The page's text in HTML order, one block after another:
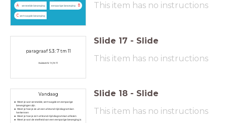
A versnelde beweging B
eenparige beweging
C vertraagde beweging
This item has no instructions
paragraaf 5.3: 7 tm 11
Huiswerk: 1 t/m 11
Slide 17 - Slide
This item has no instructions
Vandaag
Weet je wat versnelde, vertraagde en eenparige
bewegingen zijn.
Weet je hoe je ze uit een afstand-tijd diagram kan
herkennen
Weet je hoe je zo'n afstand-tijd diagram kan aflezen
Weet je wat de snelheid van een eenparige beweging is
Slide 18 - Slide
This item has no instructions